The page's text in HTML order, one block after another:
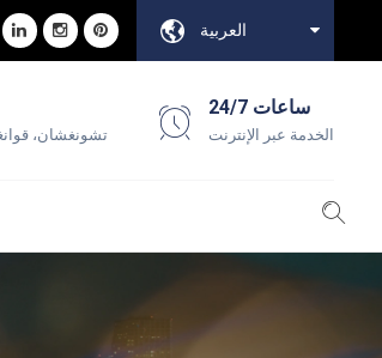
العربية
تشونغشان،
24/7 ساعات
الخدمة عبر الإنترنت